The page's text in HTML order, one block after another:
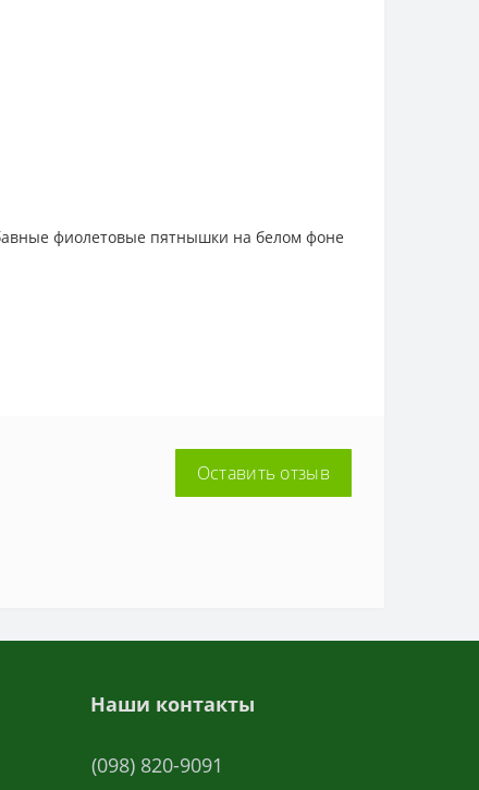
фиолетовые пятнышки на белом фоне
Оставить отзыв
Наши контакты
(098) 820-9091